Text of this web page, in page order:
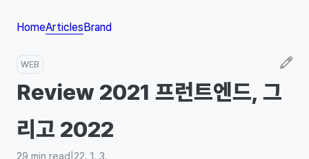
HomeArticlesBrand
WEB
Review 2021 프런트엔드, 그
리고 2022
29 min read 22. 1. 3.